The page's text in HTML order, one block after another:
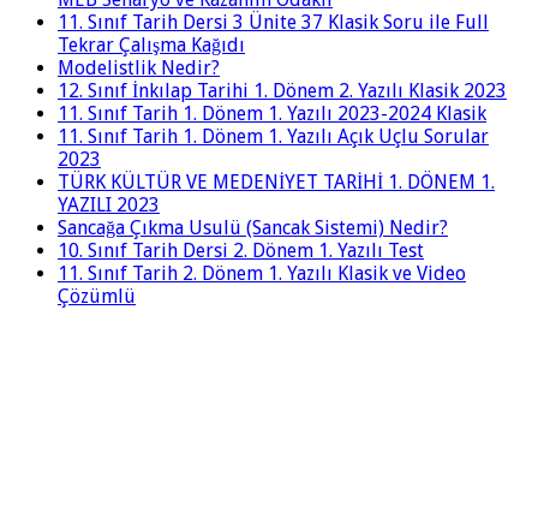
11. Sınıf Tarih Dersi 3 Ünite 37 Klasik Soru ile Full
Tekrar Çalışma Kağıdı
Modelistlik Nedir?
12. Sınıf İnkılap Tarihi 1. Dönem 2. Yazılı Klasik 2023
11. Sınıf Tarih 1. Dönem 1. Yazılı 2023-2024 Klasik
11. Sınıf Tarih 1. Dönem 1. Yazılı Açık Uçlu Sorular
2023
TÜRK KÜLTÜR VE MEDENİYET TARİHİ 1. DÖNEM 1.
YAZILI 2023
Sancağa Çıkma Usulü (Sancak Sistemi) Nedir?
10. Sınıf Tarih Dersi 2. Dönem 1. Yazılı Test
11. Sınıf Tarih 2. Dönem 1. Yazılı Klasik ve Video
Çözümlü